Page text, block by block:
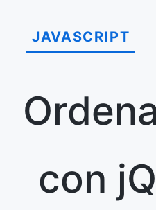
JAVASCRIPT
con